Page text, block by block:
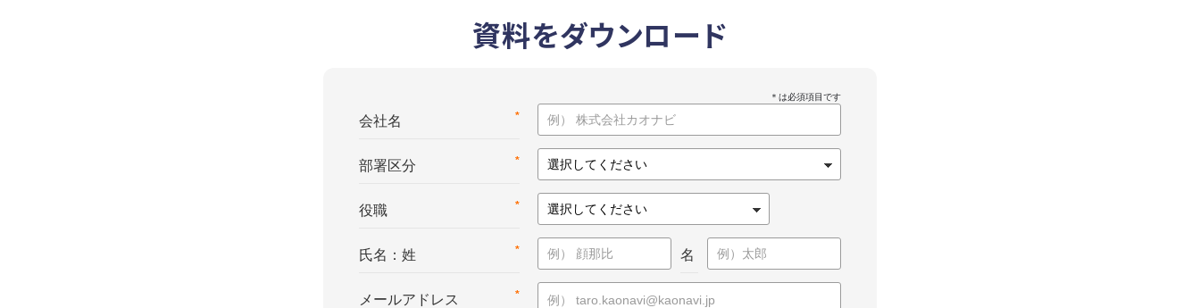
資料をダウンロード
*
会社名
*
部署区分
*
役職
*
氏名：姓 名
*
メールアドレス